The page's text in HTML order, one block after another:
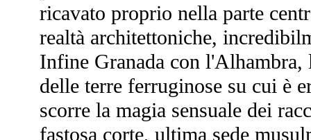
ricavato proprio nella parte
realtà architettoniche,
Infine Granada con l'Alhambra,
delle terre ferruginose su cui è
scorre la magia sensuale dei
fastosa corte, ultima sede